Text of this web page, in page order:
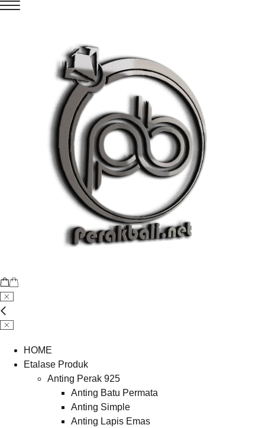
HOME
Etalase Produk
Anting Perak 925
Anting Batu Permata
Anting Simple
Anting Lapis Emas